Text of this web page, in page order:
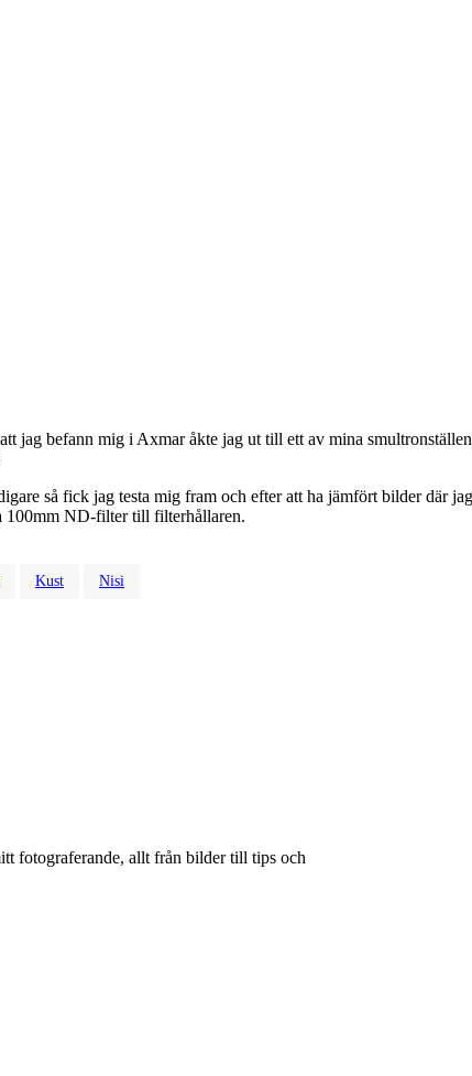
befann mig i Axmar åkte jag ut till ett av mina
så fick jag testa mig fram och efter att ha jämfört bilder där
100mm ND-filter till filterhållaren.
Kust Nisi
fotograferande, allt från bilder till tips och